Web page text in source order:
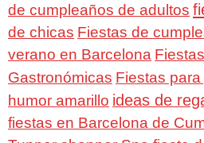
de cumpleaños de adultos
de chicas Fiestas de
verano en Barcelona
Gastronómicas Fiestas
humor amarillo ideas de
fiestas en Barcelona de